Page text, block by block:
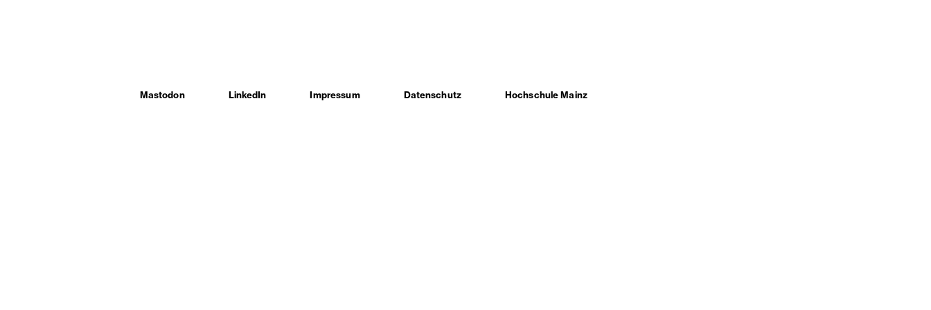
Mastodon LinkedIn Impressum Datenschutz Hochschule Mainz